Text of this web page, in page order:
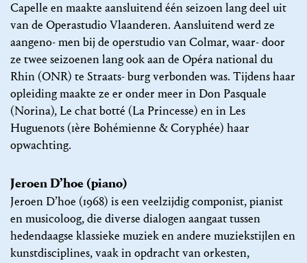
Capelle en maakte aansluitend één seizoen lang deel uit
van de Operastudio Vlaanderen. Aansluitend werd ze
aangeno- men bij de operstudio van Colmar, waar- door
ze twee seizoenen lang ook aan de Opéra national du
Rhin (ONR) te Straats- burg verbonden was. Tijdens haar
opleiding maakte ze er onder meer in Don Pasquale
(Norina), Le chat botté (La Princesse) en in Les
Huguenots (1ère Bohémienne & Coryphée) haar
opwachting.
Jeroen D’hoe (piano)
Jeroen D’hoe (1968) is een veelzijdig componist, pianist
en musicoloog, die diverse dialogen aangaat tussen
hedendaagse klassieke muziek en andere muziekstijlen en
kunstdisciplines, vaak in opdracht van orkesten,